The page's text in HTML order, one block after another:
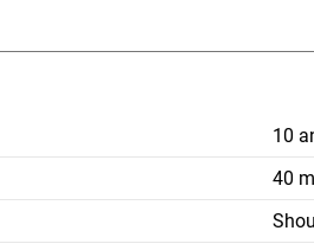
10
40